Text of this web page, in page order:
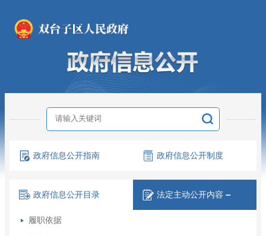
政府信息公开指南 政府信息公开制度
政府信息公开目录 法定主动公开内容 －
履职依据